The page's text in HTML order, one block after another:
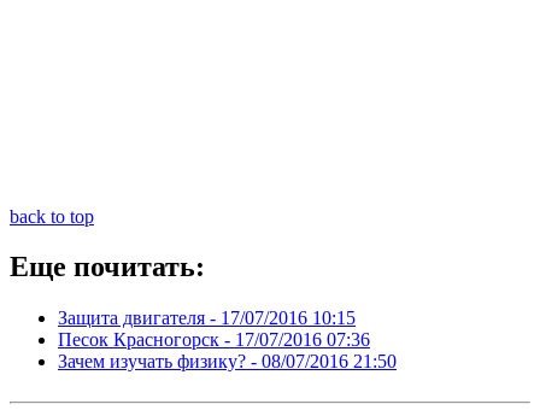
back to top
Еще почитать:
Защита двигателя - 17/07/2016 10:15
Песок Красногорск - 17/07/2016 07:36
Зачем изучать физику? - 08/07/2016 21:50